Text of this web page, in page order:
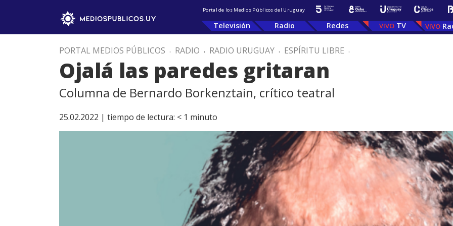
Portal de los Medios Públicos del Uruguay
Televisión Radio Redes TV
PORTAL MEDIOS PÚBLICOS . RADIO . RADIO URUGUAY . ESPÍRITU LIBRE .
Ojalá las paredes gritaran
Columna de Bernardo Borkenztain, crítico teatral
25.02.2022 | tiempo de lectura: < 1 minuto